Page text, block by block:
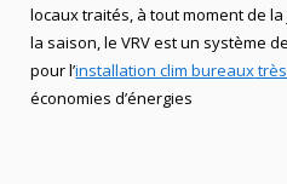
locaux traités, à tout moment de
la saison, leVRVest un système
pour l’installation clim bureaux
économies d’énergies